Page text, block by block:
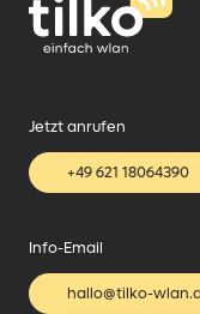
Jetzt anrufen
+49 621 18064390
Info-Email
hallo@tilko-